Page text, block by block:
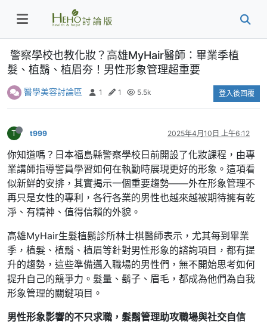
警察學校也教化妝？高雄MyHair醫師：畢業季植
髮、植鬍、植眉夯！男性形象管理超重要
醫學美容討論區 1 1 5.5k 登入後回覆
T t999 2025年4月10日 上午6:12
你知道嗎？日本福島縣警察學校日前開設了化妝課程，由專
業講師指導警員學習如何在執勤時展現更好的形象。這項看
似新鮮的安排，其實揭示一個重要趨勢——外在形象管理不
再只是女性的專利，各行各業的男性也越來越被期待擁有乾
淨、有精神、值得信賴的外貌。
高雄MyHair生髮植鬍診所林士棋醫師表示，尤其每到畢業
季，植髮、植鬍、植眉等針對男性形象的諮詢項目，都有提
升的趨勢，這些準備邁入職場的男性們，無不開始思考如何
提升自己的競爭力。髮量、鬍子、眉毛，都成為他們為自我
形象管理的關鍵項目。
男性形象影響的不只求職，髮鬍管理助攻職場與社交自信